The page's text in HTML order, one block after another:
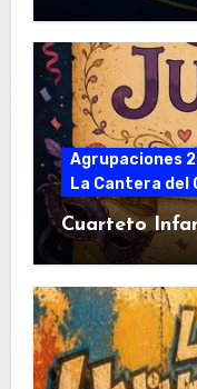
Agrupaciones
La Cantera del
Cuarteto